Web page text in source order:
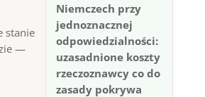
stanie
—
Niemczech przy
jednoznacznej
odpowiedzialności:
uzasadnione koszty
rzeczoznawcy co do
zasady pokrywa